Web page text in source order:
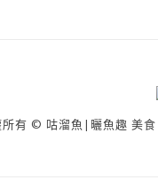
© 咕溜魚|曬魚趣 美食